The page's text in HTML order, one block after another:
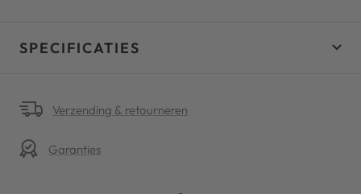
SPECIFICATIES
Verzending & retourneren
Garanties